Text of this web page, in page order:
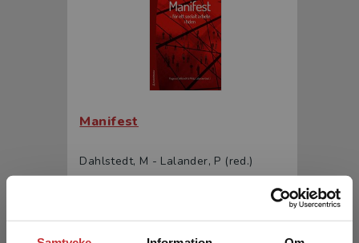
Manifest
Dahlstedt, M - Lalander, P (red.)